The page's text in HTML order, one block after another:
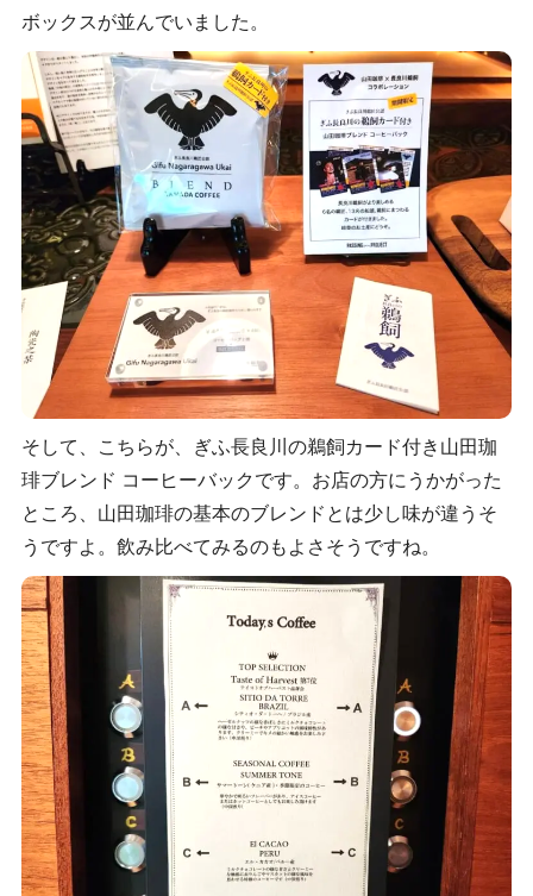
ボックスが並んでいました。
そして、こちらが、ぎふ長良川の鵜飼カード付き山田珈
琲ブレンド コーヒーバックです。お店の方にうかがった
ところ、山田珈琲の基本のブレンドとは少し味が違うそ
うですよ。飲み比べてみるのもよさそうですね。